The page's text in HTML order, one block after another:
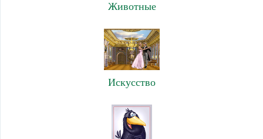
Животные
Искусство